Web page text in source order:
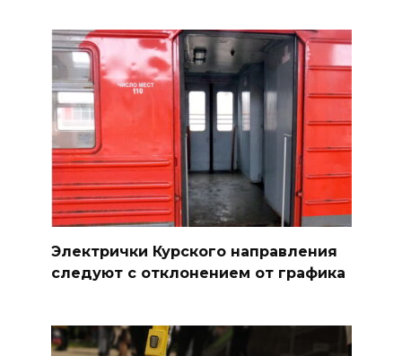
Электрички Курского направления
следуют с отклонением от графика